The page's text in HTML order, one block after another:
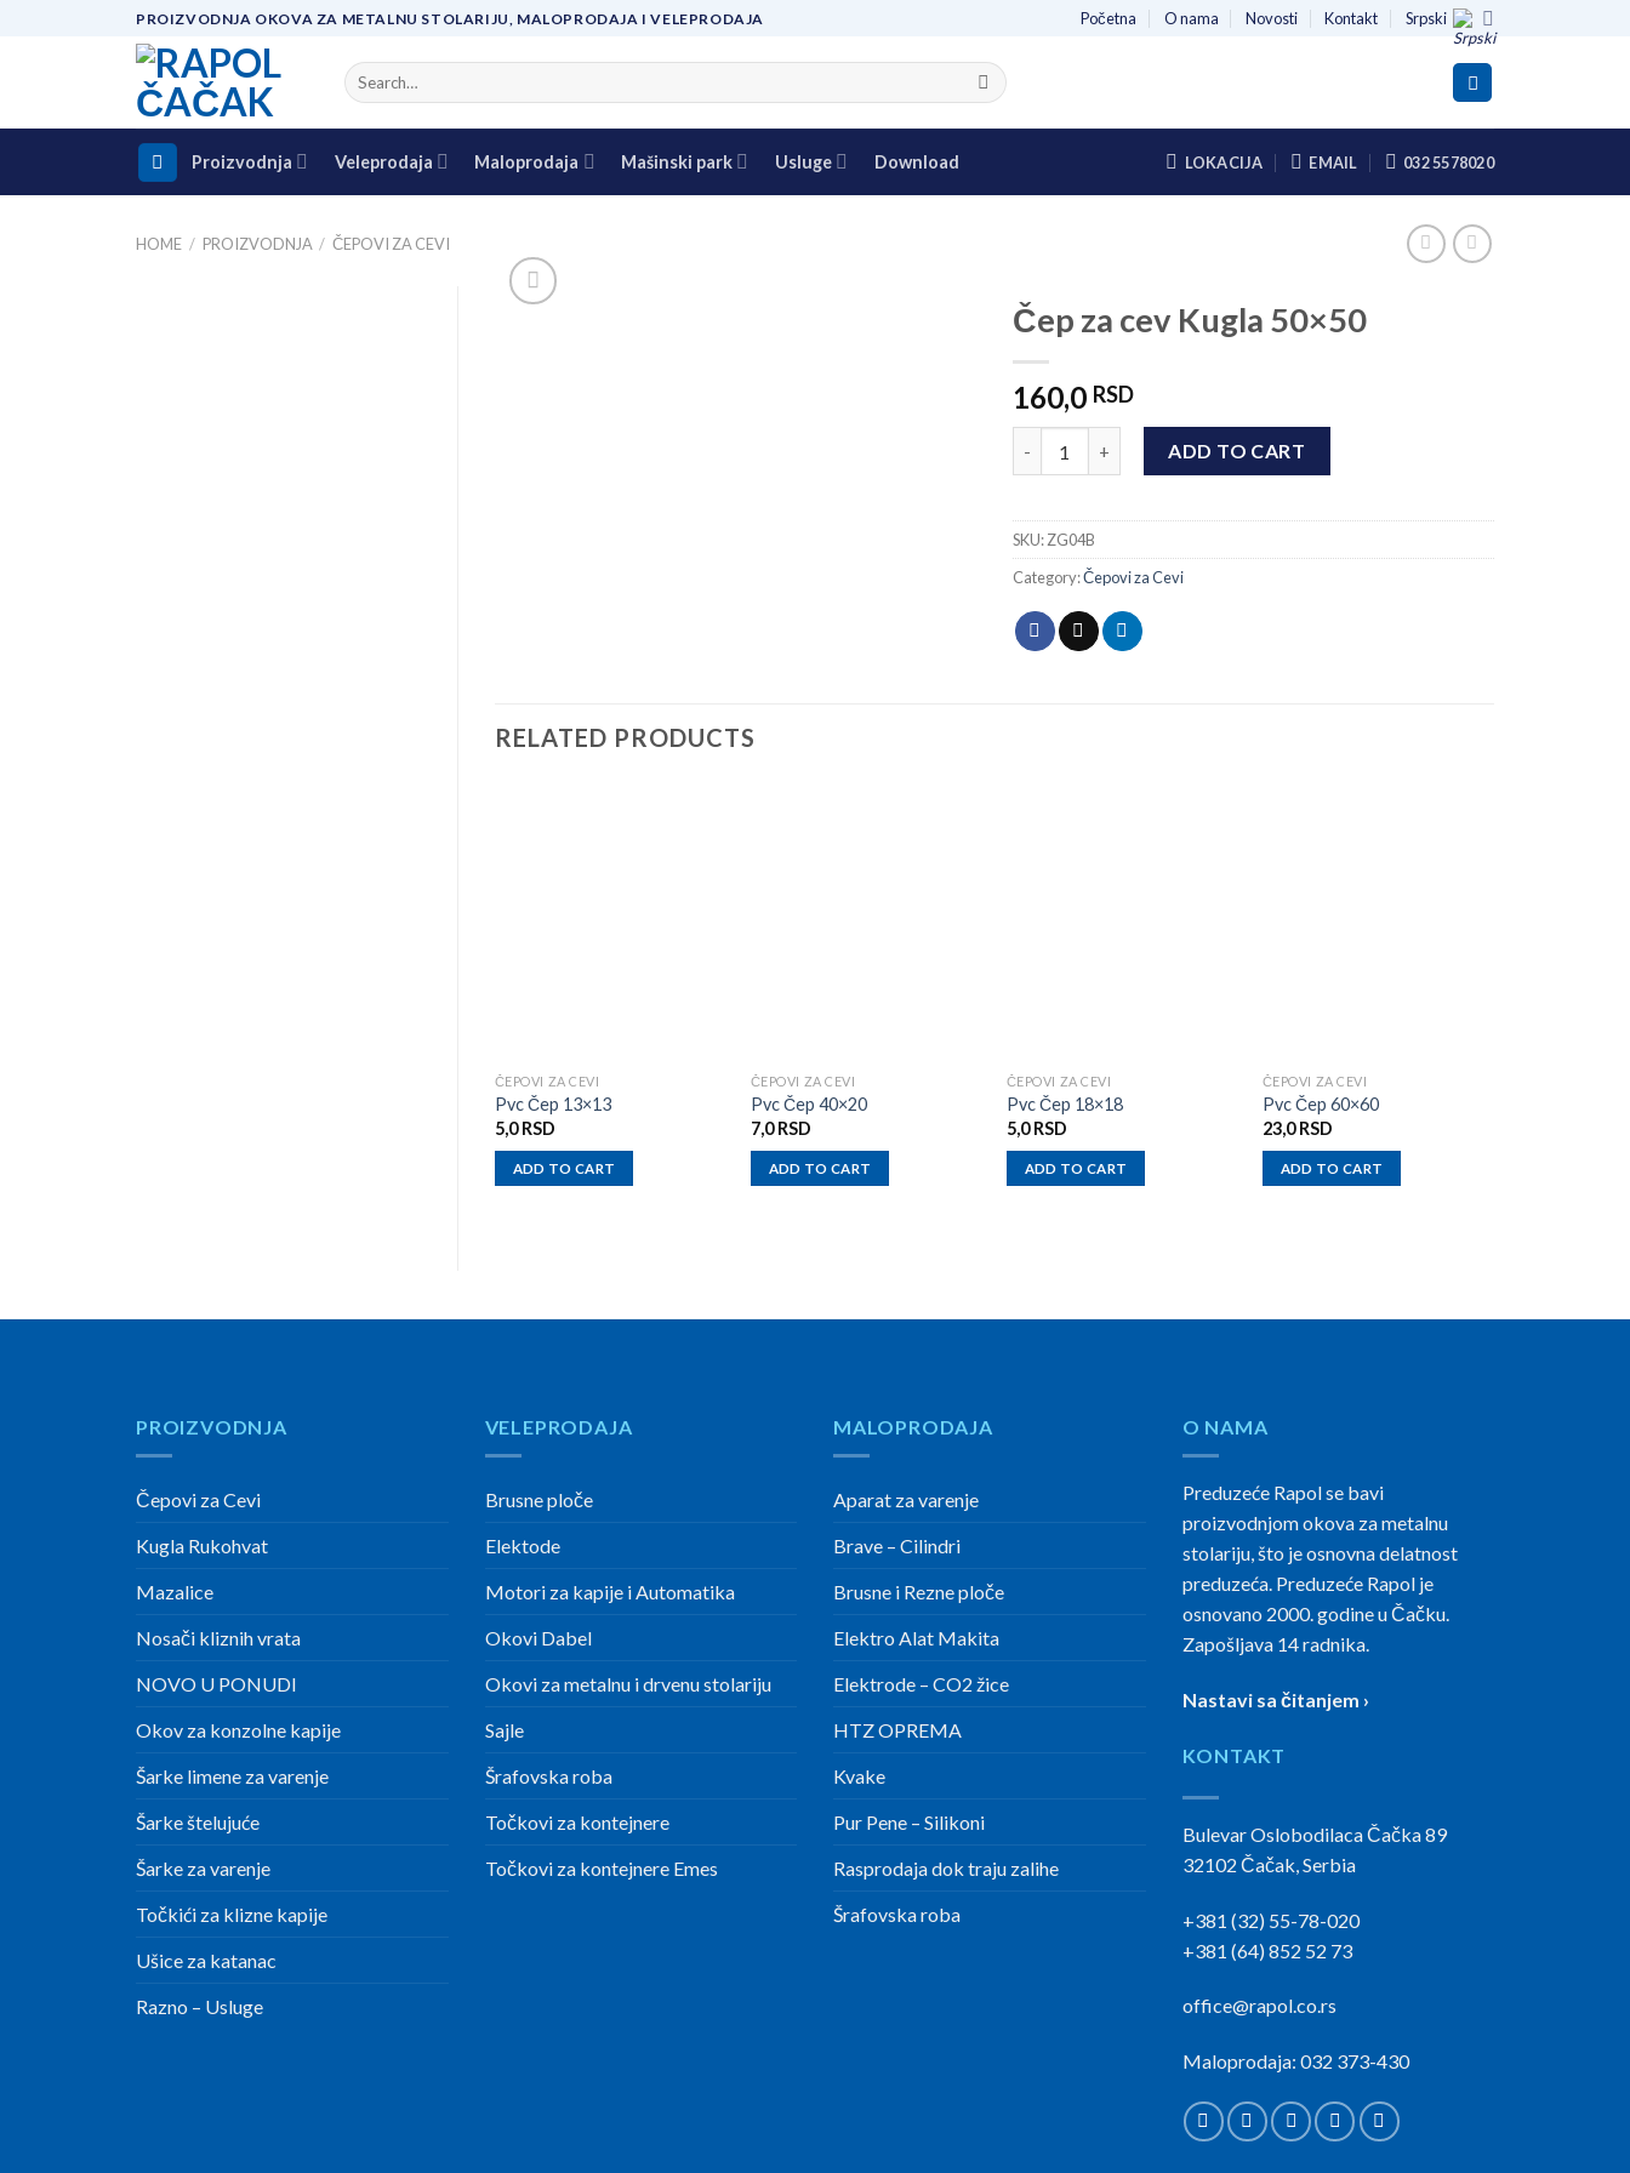
PROIZVODNJA OKOVA ZA METALNU STOLARIJU, MALOPRODAJA I VELEPRODAJA Početna O nama Novosti Kontakt Srpski
Search
for:
Proizvodnja Veleprodaja Maloprodaja Mašinski park Usluge Download LOKACIJA EMAIL 032 5578020
HOME / PROIZVODNJA / ČEPOVI ZA CEVI
Čep za cev Kugla 50×50
160,0 RSD
ADD TO CART
SKU:ZG04B
Category:Čepovi za Cevi
RELATED PRODUCTS
ČEPOVI ZA CEVI
Pvc Čep 13×13
5,0RSD
ADD TO CART
ČEPOVI ZA CEVI
Pvc Čep 40×20
7,0RSD
ADD TO CART
ČEPOVI ZA CEVI
Pvc Čep 18×18
5,0RSD
ADD TO CART
ČEPOVI ZA CEVI
Pvc Čep 60×60
23,0RSD
ADD TO CART
PROIZVODNJA
Čepovi za Cevi
Kugla Rukohvat
Mazalice
Nosači kliznih vrata
NOVO U PONUDI
Okov za konzolne kapije
Šarke limene za varenje
Šarke štelujuće
Šarke za varenje
Točkići za klizne kapije
Ušice za katanac
Razno – Usluge
VELEPRODAJA
Brusne ploče
Elektode
Motori za kapije i Automatika
Okovi Dabel
Okovi za metalnu i drvenu stolariju
Sajle
Šrafovska roba
Točkovi za kontejnere
Točkovi za kontejnere Emes
MALOPRODAJA
Aparat za varenje
Brave – Cilindri
Brusne i Rezne ploče
Elektro Alat Makita
Elektrode – CO2 žice
HTZ OPREMA
Kvake
Pur Pene – Silikoni
Rasprodaja dok traju zalihe
Šrafovska roba
O NAMA
Preduzeće Rapol se bavi
proizvodnjom okova za metalnu
stolariju, što je osnovna delatnost
preduzeća. Preduzeće Rapol je
osnovano 2000. godine u Čačku.
Zapošljava 14 radnika.
Nastavi sa čitanjem ›
KONTAKT
Bulevar Oslobodilaca Čačka 89
32102 Čačak, Serbia
+381 (32) 55-78-020
+381 (64) 852 52 73
office@rapol.co.rs
Maloprodaja: 032 373-430